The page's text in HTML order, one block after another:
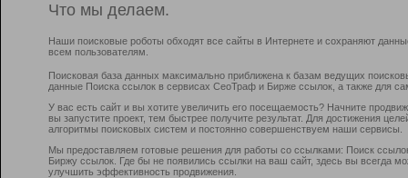
Что мы делаем.
Наши поисковые роботы обходят все сайты в Интернете и сохраняют
всем пользователям.
Поисковая база данных максимально приближена к базам ведущих
данные Поиска ссылок в сервисах СеоТраф и Бирже ссылок, а также для
У вас есть сайт и вы хотите увеличить его посещаемость? Начните
вы запустите проект, тем быстрее получите результат. Для достижения
алгоритмы поисковых систем и постоянно совершенствуем наши сервисы.
Мы предоставляем готовые решения для работы со ссылками: Поиск
Биржу ссылок. Где бы не появились ссылки на ваш сайт, здесь вы всегда
улучшить эффективность продвижения.